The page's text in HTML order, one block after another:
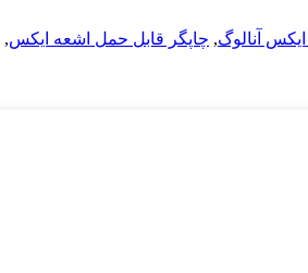
آنالوگ, چاپگر قابل حمل اشعه ایکس,